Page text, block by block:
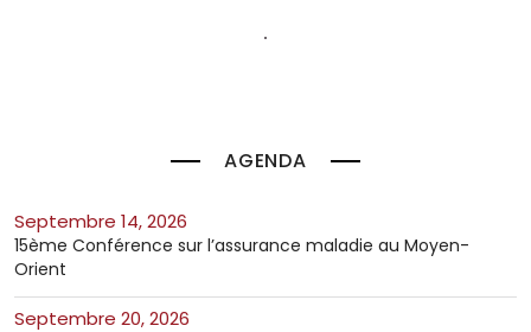
AGENDA
septembre 14, 2026
15ème Conférence sur l’assurance maladie au Moyen-
Orient
septembre 20, 2026